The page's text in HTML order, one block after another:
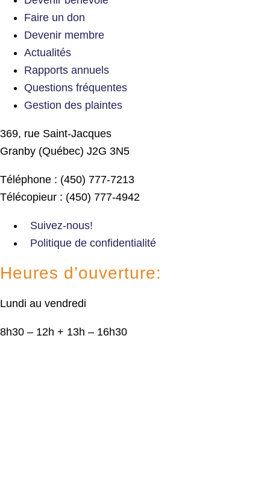
Faire un don
Devenir membre
Actualités
Rapports annuels
Questions fréquentes
Gestion des plaintes
369, rue Saint-Jacques
Granby (Québec) J2G 3N5
Téléphone : (450) 777-7213
Télécopieur : (450) 777-4942
Suivez-nous!
Politique de confidentialité
Heures d’ouverture:
Lundi au vendredi
8h30 – 12h + 13h – 16h30